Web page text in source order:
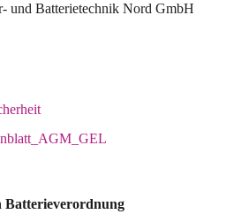
Batterietechnik Nord GmbH
Batterieverordnung